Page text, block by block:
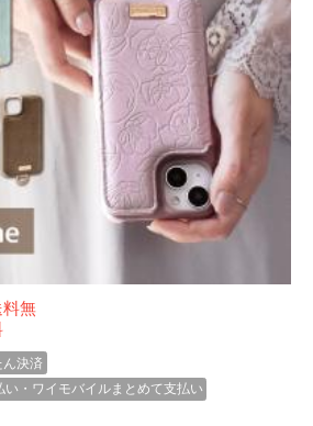
モバイルまとめて支払い
I ケース 1 VIケース Xperi
a 10 VI ケース ショルダ
ー キルティング xperia10
2,952円（税込）